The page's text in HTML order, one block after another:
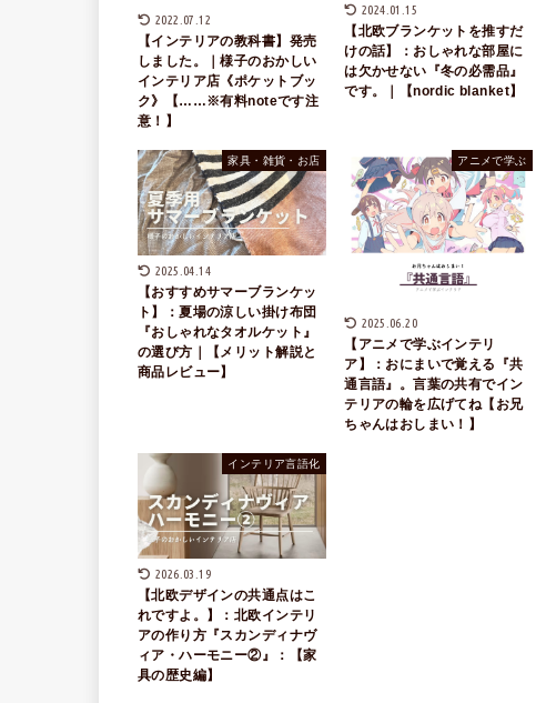
2022.07.12
【インテリアの教科書】発売
しました。｜様子のおかしい
インテリア店《ポケットブッ
ク》【……※有料noteです注
意！】
2024.01.15
【北欧ブランケットを推すだ
けの話】：おしゃれな部屋に
は欠かせない『冬の必需品』
です。｜【nordic blanket】
家具・雑貨・お店
2025.04.14
【おすすめサマーブランケッ
ト】：夏場の涼しい掛け布団
『おしゃれなタオルケット』
の選び方｜【メリット解説と
商品レビュー】
アニメで学ぶ
2025.06.20
【アニメで学ぶインテリ
ア】：おにまいで覚える『共
通言語』。言葉の共有でイン
テリアの輪を広げてね【お兄
ちゃんはおしまい！】
インテリア言語化
2026.03.19
【北欧デザインの共通点はこ
れですよ。】：北欧インテリ
アの作り方『スカンディナヴ
ィア・ハーモニー②』：【家
具の歴史編】